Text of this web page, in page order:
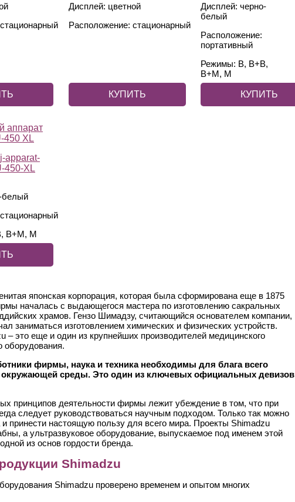
Дисплей: цветной
Расположение: стационарный
КУПИТЬ
Дисплей: черно-
белый
Расположение:
портативный
Режимы: В, В+В,
В+М, М
КУПИТЬ
аппарат
450 XL
белый
В+М, М
японская корпорация, которая была сформирована еще в 1875
началась с выдающегося мастера по изготовлению сакральных
храмов. Гензо Шимадзу, считающийся основателем компании,
заниматься изготовлением химических и физических устройств.
– это еще и один из крупнейших производителей медицинского
оборудования.
фирмы, наука и техника необходимы для блага всего
окружающей среды. Это один из ключевых официальных девизов
принципов деятельности фирмы лежит убеждение в том, что при
следует руководствоваться научным подходом. Только так можно
и принести настоящую пользу для всего мира. Проекты Shimadzu
а ультразвуковое оборудование, выпускаемое под именем этой
из основ гордости бренда.
Shimadzu
Shimadzu проверено временем и опытом многих